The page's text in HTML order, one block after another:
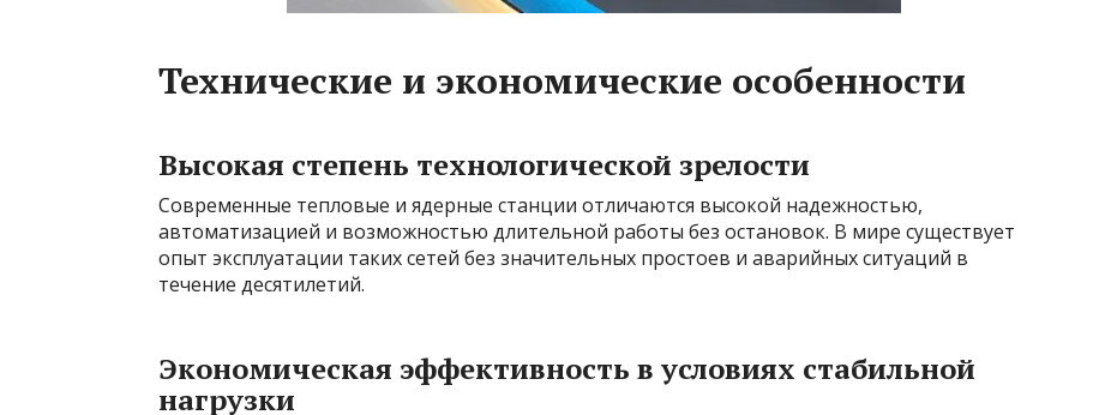
Технические и экономические особенности
Высокая степень технологической зрелости
Современные тепловые и ядерные станции отличаются высокой надежностью,
автоматизацией и возможностью длительной работы без остановок. В мире существует
опыт эксплуатации таких сетей без значительных простоев и аварийных ситуаций в
течение десятилетий.
Экономическая эффективность в условиях стабильной
нагрузки